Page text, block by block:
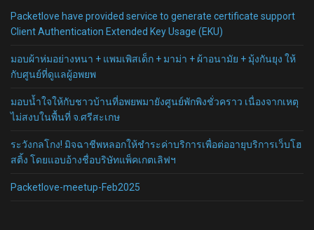
Packetlove have provided service to generate certificate support
Client Authentication Extended Key Usage (EKU)
มอบผ้าห่มอย่างหนา + แพมเพิสเด็ก + มาม่า + ผ้าอนามัย + มุ้งกันยุง ให้
กับศูนย์ที่ดูแลผู้อพยพ
มอบน้ำใจให้กับชาวบ้านที่อพยพมายังศูนย์พักพิงชั่วคราว เนื่องจากเหตุ
ไม่สงบในพื้นที่ จ.ศรีสะเกษ
ระวังกลโกง! มิจฉาชีพหลอกให้ชำระค่าบริการเพื่อต่ออายุบริการเว็บโฮ
สติ้ง โดยแอบอ้างชื่อบริษัทแพ็คเกตเลิฟฯ
Packetlove-meetup-Feb2025